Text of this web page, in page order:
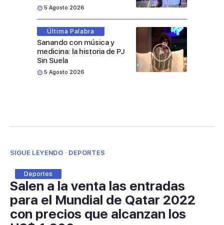
5 Agosto 2026
Última Palabra
Sanando con música y
medicina: la historia de PJ
Sin Suela
5 Agosto 2026
SIGUE LEYENDO · DEPORTES
Deportes
Salen a la venta las entradas
para el Mundial de Qatar 2022
con precios que alcanzan los